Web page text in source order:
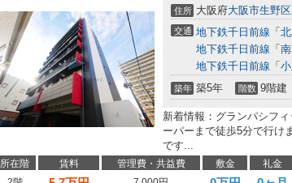
住所 大阪府大阪市生野区
交通 地下鉄千日前線 「
地下鉄千日前線 「
地下鉄千日前線 「
築年 築5年 階数 9階建
新着情報：グランパシフ
ーパーまで徒歩5分で行け
です...
所在階 賃料 管理費・共益費 敷金 礼金